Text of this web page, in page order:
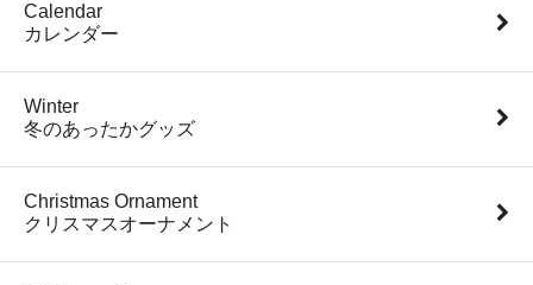
Calendar
カレンダー
Winter
冬のあったかグッズ
Christmas Ornament
クリスマスオーナメント